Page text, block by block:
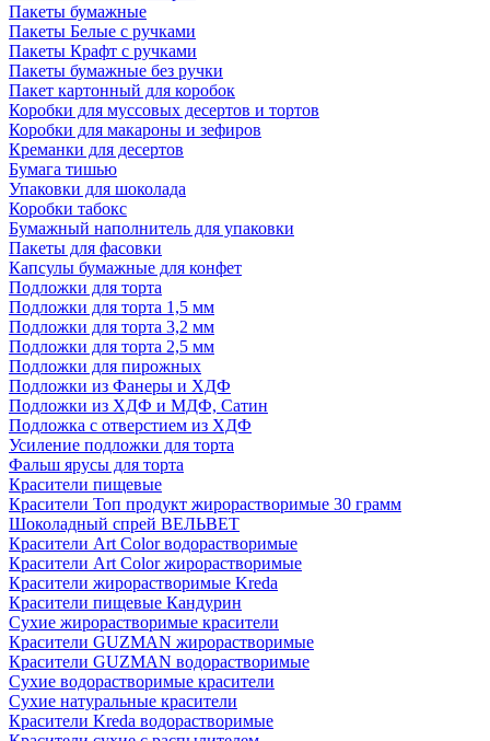
Пакеты бумажные
Пакеты Белые с ручками
Пакеты Крафт с ручками
Пакеты бумажные без ручки
Пакет картонный для коробок
Коробки для муссовых десертов и тортов
Коробки для макароны и зефиров
Креманки для десертов
Бумага тишью
Упаковки для шоколада
Коробки табокс
Бумажный наполнитель для упаковки
Пакеты для фасовки
Капсулы бумажные для конфет
Подложки для торта
Подложки для торта 1,5 мм
Подложки для торта 3,2 мм
Подложки для торта 2,5 мм
Подложки для пирожных
Подложки из Фанеры и ХДФ
Подложки из ХДФ и МДФ, Сатин
Подложка с отверстием из ХДФ
Усиление подложки для торта
Фальш ярусы для торта
Красители пищевые
Красители Топ продукт жирорастворимые 30 грамм
Шоколадный спрей ВЕЛЬВЕТ
Красители Art Color водорастворимые
Красители Art Color жирорастворимые
Красители жирорастворимые Kreda
Красители пищевые Кандурин
Сухие жирорастворимые красители
Красители GUZMAN жирорастворимые
Красители GUZMAN водорастворимые
Сухие водорастворимые красители
Сухие натуральные красители
Красители Kreda водорастворимые